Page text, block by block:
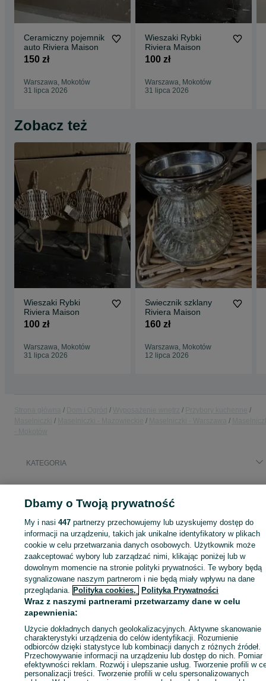
Ceramiczny pojemnik
auto Riviera Maison
150 zł
Warszawa, Mokotów
31 lipca 2026
Wieszaki Rybki
Riviera Maison
100 zł
Warszawa, Mokotów
31 lipca 2026
Zobacz też
Wieszaki Rybki
Riviera Maison
100 zł
Warszawa, Mokotów
31 lipca 2026
Swiecznik szklany
Riviera Maison
160 zł
Warszawa, Mokotów
12 lipca 2026
KATEGORIA
Zaloguj się lub załóż konto na OLX, aby skontaktować się z
sprzedającym
Zaloguj się / Załóż konto
Zadzwoń / SMS Wyślij wiadomość
Dbamy o Twoją prywatność
My i nasi447 partnerzy przechowujemy lub uzyskujemy dostęp do
informacji na urządzeniu, takich jak unikalne identyfikatory w plikach
cookie w celu przetwarzania danych osobowych. Użytkownik może
zaakceptować wybory lub zarządzać nimi, klikając poniżej lub w
dowolnym momencie na stronie polityki prywatności. Te wybory będą
sygnalizowane naszym partnerom i nie będą miały wpływu na dane
przeglądania. Polityka cookies, Polityka Prywatności
Wraz z naszymi partnerami przetwarzamy dane w celu
zapewnienia:
Użycie dokładnych danych geolokalizacyjnych. Aktywne skanowanie
charakterystyki urządzenia do celów identyfikacji. Rozumienie
odbiorców dzięki statystyce lub kombinacji danych z różnych źródeł.
Przechowywanie informacji na urządzeniu lub dostęp do nich. Pomiar
efektywności reklam. Rozwój i ulepszanie usług. Tworzenie profili w
personalizacji treści. Tworzenie profili w celu spersonalizowanych